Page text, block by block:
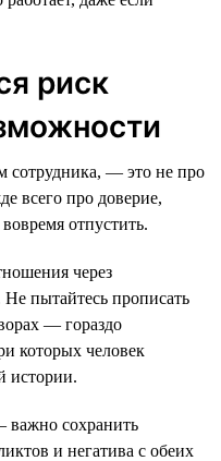
риск
сотрудника, — это не про
всего про доверие,
отпустить.
через
пытайтесь прописать
— гораздо
которых человек
истории.
важно сохранить
и негатива с обеих